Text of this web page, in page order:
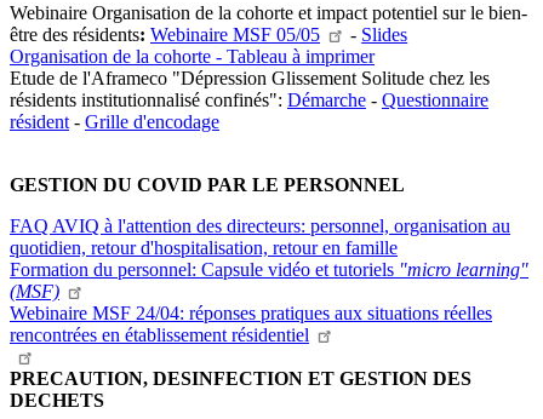
Webinaire Organisation de la cohorte et impact potentiel sur le bien-
être des résidents: Webinaire MSF 05/05 - Slides
Organisation de la cohorte - Tableau à imprimer
Etude de l'Aframeco "Dépression Glissement Solitude chez les
résidents institutionnalisé confinés": Démarche - Questionnaire
résident - Grille d'encodage
GESTION DU COVID PAR LE PERSONNEL
FAQ AVIQ à l'attention des directeurs: personnel, organisation au
quotidien, retour d'hospitalisation, retour en famille
Formation du personnel: Capsule vidéo et tutoriels "micro learning"
(MSF)
Webinaire MSF 24/04: réponses pratiques aux situations réelles
rencontrées en établissement résidentiel
PRECAUTION, DESINFECTION ET GESTION DES
DECHETS